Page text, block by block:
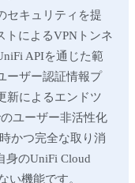
セキュリティを提
トによるVPNトンネ
APIを通じた範
ーザー認証情報プ
新によるエンドツ
ユーザー非活性化
かつ完全な取り消
のUniFi Cloud
い機能です。